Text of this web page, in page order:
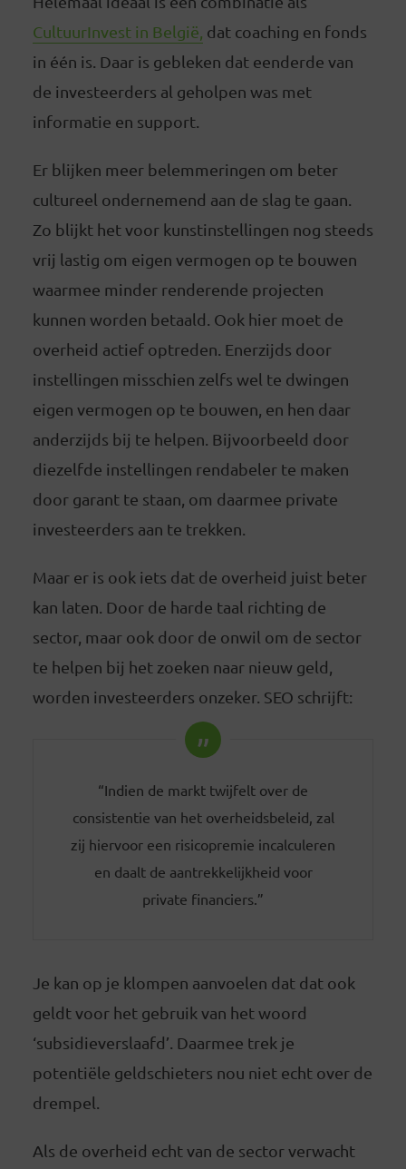
CultuurInvest in België, dat coaching en fonds
in één is. Daar is gebleken dat eenderde van
de investeerders al geholpen was met
informatie en support.
Er blijken meer belemmeringen om beter
cultureel ondernemend aan de slag te gaan.
Zo blijkt het voor kunstinstellingen nog steeds
vrij lastig om eigen vermogen op te bouwen
waarmee minder renderende projecten
kunnen worden betaald. Ook hier moet de
overheid actief optreden. Enerzijds door
instellingen misschien zelfs wel te dwingen
eigen vermogen op te bouwen, en hen daar
anderzijds bij te helpen. Bijvoorbeeld door
diezelfde instellingen rendabeler te maken
door garant te staan, om daarmee private
investeerders aan te trekken.
Maar er is ook iets dat de overheid juist beter
kan laten. Door de harde taal richting de
sector, maar ook door de onwil om de sector
te helpen bij het zoeken naar nieuw geld,
worden investeerders onzeker. SEO schrijft:
“Indien de markt twijfelt over de
consistentie van het overheidsbeleid, zal
zij hiervoor een risicopremie incalculeren
en daalt de aantrekkelijkheid voor
private financiers.”
Je kan op je klompen aanvoelen dat dat ook
geldt voor het gebruik van het woord
‘subsidieverslaafd’. Daarmee trek je
potentiële geldschieters nou niet echt over de
drempel.
Als de overheid echt van de sector verwacht